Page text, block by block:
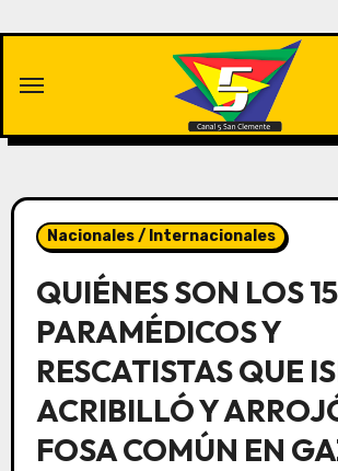
contenido
Nacionales / Internacionales
QUIÉNES SON LOS 15
PARAMÉDICOS Y
RESCATISTAS QUE
ACRIBILLÓ Y
FOSA COMÚN EN